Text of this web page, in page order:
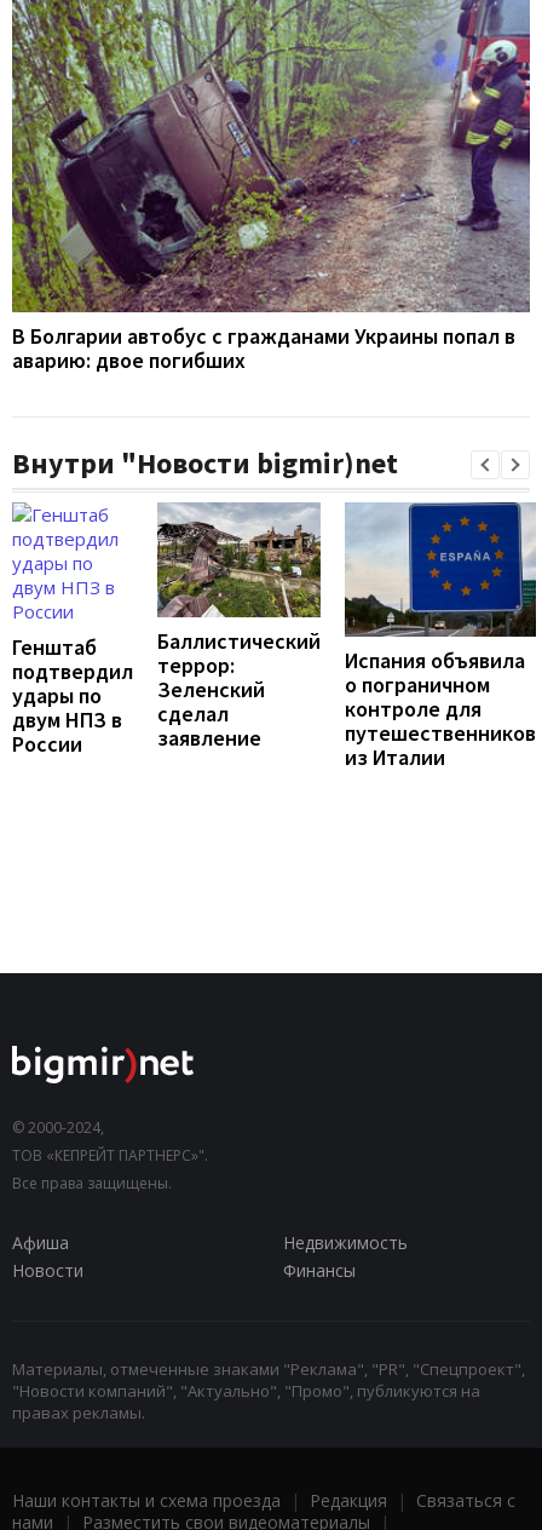
В Болгарии автобус с гражданами Украины попал в
аварию: двое погибших
Внутри "Новости bigmir)net
Генштаб
подтвердил
удары по
двум НПЗ в
России
Баллистический
террор:
Зеленский
сделал
заявление
Испания объявила
о пограничном
контроле для
путешественников
из Италии
© 2000-2024,
ТОВ «КЕПРЕЙТ ПАРТНЕРС»".
Все права защищены.
Афиша
Недвижимость
Новости
Финансы
Материалы, отмеченные знаками "Реклама", "PR", "Спецпроект",
"Новости компаний", "Актуально", "Промо", публикуются на
правах рекламы.
Наши контакты и схема проезда | Редакция | Связаться с
нами | Разместить свои видеоматериалы |